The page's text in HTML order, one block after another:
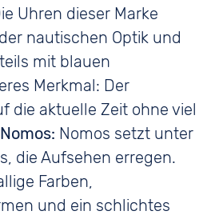
Uhren dieser Marke
nautischen Optik und
mit blauen
Merkmal: Der
die aktuelle Zeit ohne viel
Nomos setzt unter
die Aufsehen erregen.
Farben,
und ein schlichtes